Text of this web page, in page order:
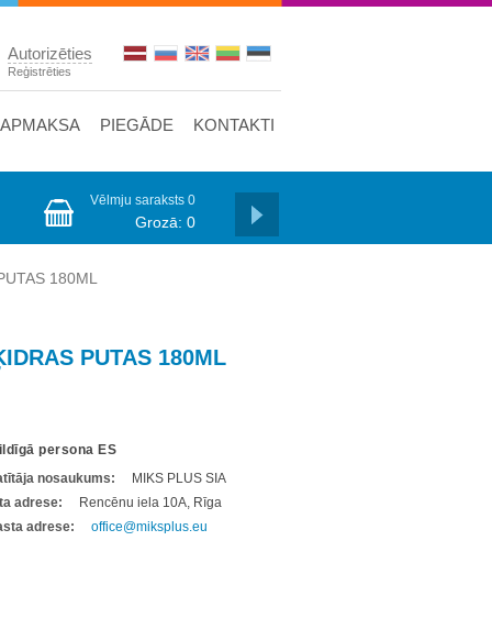
Autorizēties
Reģistrēties
APMAKSA PIEGĀDE KONTAKTI
Vēlmju saraksts 0
Grozā: 0
180ML
PUTAS 180ML
persona ES
nosaukums:
MIKS PLUS SIA
adrese:
Rencēnu iela 10A, Rīga
adrese:
office@miksplus.eu